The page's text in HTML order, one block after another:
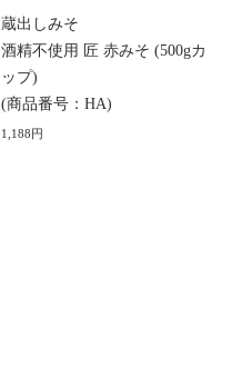
蔵出しみそ
酒精不使用 匠 赤みそ (500gカ
ップ)
(商品番号：HA)
1,188円